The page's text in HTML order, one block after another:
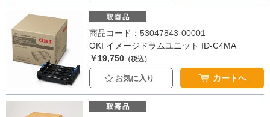
商品コード：53047843-00001
OKI イメージドラムユニット ID-C4MA
￥19,750 （税込）
お気に入り カートへ